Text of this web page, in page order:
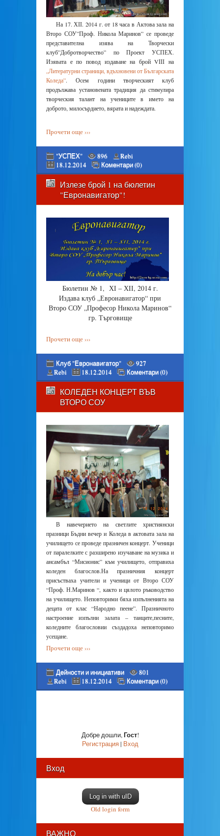
На 17. ХІІ. 2014 г. от 18 часа в Актова зала на
Второ СОУ”Проф. Никола Маринов” се проведе
представителна изява на Творчески
клуб”Добротворчество” по Проект УСПЕХ.
Изявата е по повод издаване на брой VІІІ на
„Литературни страници, вдъхновени от Българската
Коледа”. Осем години творческият клуб
продължава установената традиция да стимулира
творческия талант на учениците в името на
доброто, милосърдието, вярата и надеждата.
Прочети още ›››
"УСПЕХ" 896
Rebi
18.12.2014
Коментари (0)
Излезе брой 1 на бюлетин
"Евронавигатор"!
Бюлетин № 1, ХІ – ХІІ, 2014 г.
Издава клуб „Евронавигатор“ при
Второ СОУ „Професор Никола Маринов“
гр. Търговище
Прочети още ›››
Клуб "Евронавигатор"
927
Rebi
18.12.2014 Коментари (0)
КОЛЕДЕН КОНЦЕРТ ВЪВ
ВТОРО СОУ
В навечерието на светлите християнски
празници Бъдни вечер и Коледа в актовата зала на
училището се проведе празничен концерт. Ученици
от паралелките с разширено изучаване на музика и
ансамбъл “Мисионис” към училището, отправиха
коледен благослов.На празничния концерт
присъстваха учители и ученици от Второ СОУ
“Проф. Н.Маринов “, както и цялото ръководство
на училището. Неповторими бяха изпълненията на
децата от клас “Народно пеене”. Празничното
настроение изпълни залата – танците,песните,
коледните благословии създадоха неповторимо
усещане.
Прочети още ›››
Дейности и инициативи
801
Rebi
18.12.2014 Коментари (0)
Добре дошли,Гост!
Регистрация| Вход
Вход
Log in with uID
Old login form
ВАЖНО